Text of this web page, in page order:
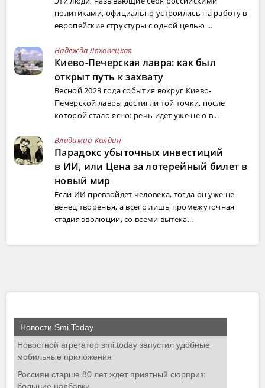
политиками, официально устроились на работу в
европейские структуры с одной целью ...
Надежда Ляховецкая
Киево-Печерская лавра: как был
открыт путь к захвату
Весной 2023 года события вокруг Киево-
Печерской лавры достигли той точки, после
которой стало ясно: речь идет уже не о в...
Владимир Колдин
Парадокс убыточных инвестиций
в ИИ, или Цена за лотерейный билет в
новый мир
Если ИИ превзойдет человека, тогда он уже не
венец творенья, а всего лишь промежуточная
стадия эволюции, со всеми вытека...